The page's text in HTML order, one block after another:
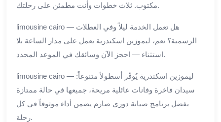
مكتوب. ثلاث خطوات وأنت مطمئن على رحلتك.
limousine cairo — هل تعمل الخدمة ليلاً وفي العطلات
الرسمية؟ نعم، ليموزين اسكندرية يعمل على مدار الساعة بلا
استثناء — احجز الآن وسائقك في الموعد المحدد.
limousine cairo — ليموزين اسكندرية يُوفّر أسطولاً متنوعاً:
سيدان فاخرة وفانات عائلية مريحة، جميعها في حالة ممتازة
بفضل برنامج صيانة دوري صارم يضمن أداء موثوقاً في كل
رحلة.